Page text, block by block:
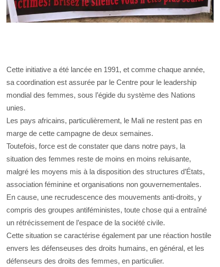
Cette initiative a été lancée en 1991, et comme chaque année,
sa coordination est assurée par le Centre pour le leadership
mondial des femmes, sous l’égide du système des Nations
unies.
Les pays africains, particulièrement, le Mali ne restent pas en
marge de cette campagne de deux semaines.
Toutefois, force est de constater que dans notre pays, la
situation des femmes reste de moins en moins reluisante,
malgré les moyens mis à la disposition des structures d’États,
association féminine et organisations non gouvernementales.
En cause, une recrudescence des mouvements anti-droits, y
compris des groupes antiféministes, toute chose qui a entraîné
un rétrécissement de l’espace de la société civile.
Cette situation se caractérise également par une réaction hostile
envers les défenseuses des droits humains, en général, et les
défenseurs des droits des femmes, en particulier.